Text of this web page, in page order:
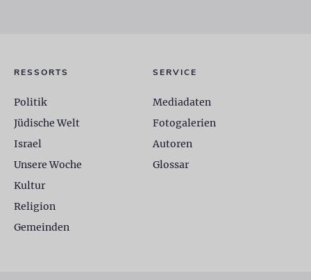
RESSORTS
Politik
Jüdische Welt
Israel
Unsere Woche
Kultur
Religion
Gemeinden
SERVICE
Mediadaten
Fotogalerien
Autoren
Glossar